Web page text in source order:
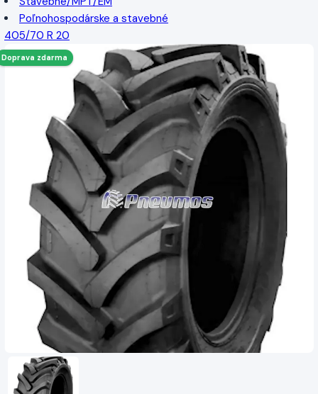
Poľnohospodárske a stavebné
405/70 R 20
Doprava zdarma